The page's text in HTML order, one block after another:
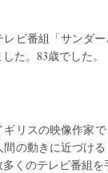
ビ番組「サンダ
た。83歳でした。
リスの映像作家
の動きに近づけ
くのテレビ番組を